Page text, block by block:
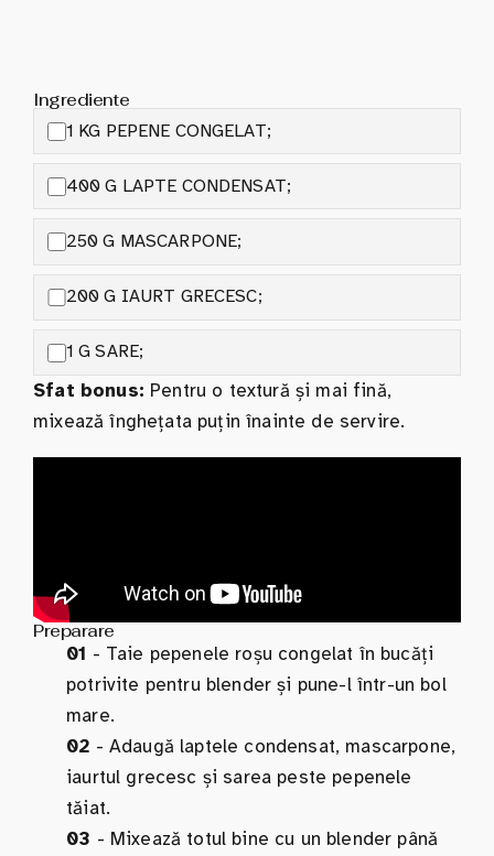
Ingrediente
1 KG PEPENE CONGELAT;
400 G LAPTE CONDENSAT;
250 G MASCARPONE;
200 G IAURT GRECESC;
1 G SARE;
Sfat bonus: Pentru o textură și mai fină,
mixează înghețata puțin înainte de servire.
Preparare
01 - Taie pepenele roșu congelat în bucăți
potrivite pentru blender și pune-l într-un bol
mare.
02 - Adaugă laptele condensat, mascarpone,
iaurtul grecesc și sarea peste pepenele
tăiat.
03 - Mixează totul bine cu un blender până